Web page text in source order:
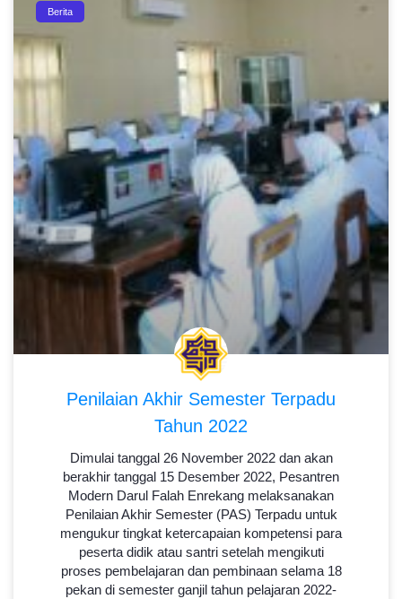
Berita
Penilaian Akhir Semester Terpadu
Tahun 2022
Dimulai tanggal 26 November 2022 dan akan
berakhir tanggal 15 Desember 2022, Pesantren
Modern Darul Falah Enrekang melaksanakan
Penilaian Akhir Semester (PAS) Terpadu untuk
mengukur tingkat ketercapaian kompetensi para
peserta didik atau santri setelah mengikuti
proses pembelajaran dan pembinaan selama 18
pekan di semester ganjil tahun pelajaran 2022-